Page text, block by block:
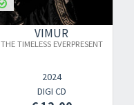
VIMUR
THE TIMELESS EVERPRESENT
2024
DIGI CD